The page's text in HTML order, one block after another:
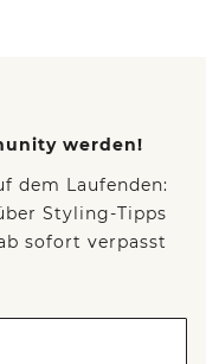
werden!
dem Laufenden:
Styling-Tipps
sofort verpasst